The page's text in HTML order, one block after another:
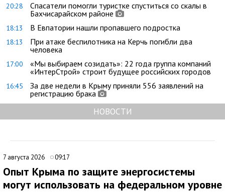
20:28
Спасатели помогли туристке спуститься со скалы в
Бахчисарайском районе
18:13 В Евпатории нашли пропавшего подростка
18:13
При атаке беспилотника на Керчь погибли два
человека
17:00
«Мы выбираем созидать»: 22 года группа компаний
«ИнтерСтрой» строит будущее российских городов
16:45
За две недели в Крыму приняли 556 заявлений на
регистрацию брака
НОВОСТИ
7 августа 2026 09:17
Опыт Крыма по защите энергосистемы
могут использовать на федеральном уровне